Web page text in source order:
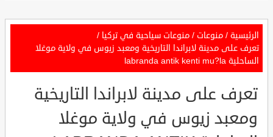
الرئيسية / منوعات / منوعات سياحية في تركيا /
تعرف على مدينة لابراندا التاريخية ومعبد زيوس في ولاية موغلا
الساحلية labranda antik kenti mu?la
تعرف على مدينة لابراندا التاريخية
ومعبد زيوس في ولاية موغلا